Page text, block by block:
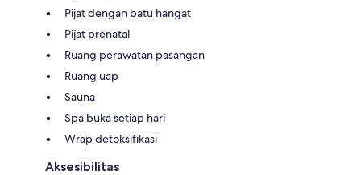
Pijat dengan batu hangat
Pijat prenatal
Ruang perawatan pasangan
Ruang uap
Sauna
Spa buka setiap hari
Wrap detoksifikasi
Aksesibilitas